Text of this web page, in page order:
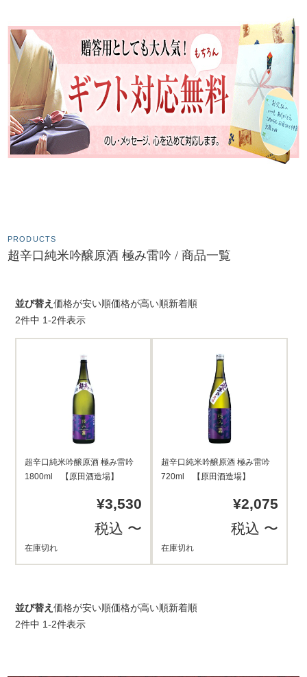
"美味い酒″にこだわる菅田杜氏
PRODUCTS
超辛口純米吟醸原酒 極み雷吟 / 商品一覧
並び替え 価格が安い順価格が高い順新着順
2件中 1-2件表示
超辛口純米吟醸原酒 極み雷吟
1800ml 【原田酒造場】
¥3,530
税込 〜
在庫切れ
超辛口純米吟醸原酒 極み雷吟
720ml 【原田酒造場】
¥2,075
税込 〜
在庫切れ
並び替え 価格が安い順価格が高い順新着順
2件中 1-2件表示